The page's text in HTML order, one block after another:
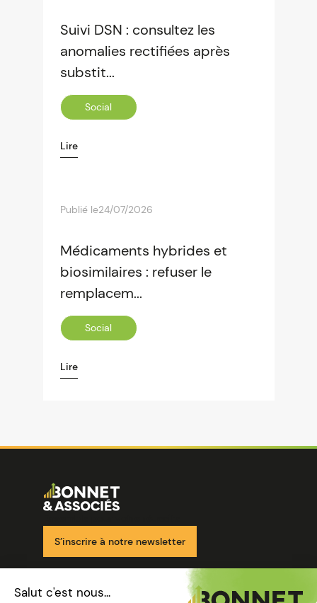
Suivi DSN : consultez les
anomalies rectifiées après
substit...
Social
Lire
Publié le24/07/2026
Médicaments hybrides et
biosimilaires : refuser le
remplacem...
Social
Lire
Image
S’inscrire à notre newsletter
Nos solutions